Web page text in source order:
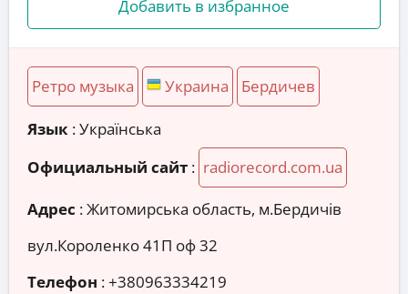
Добавить в избранное
Ретро музыка Украина Бердичев
Язык : Українська
Официальный сайт : radiorecord.com.ua
Адрес :Житомирська область, м.Бердичів
вул.Короленко 41П оф 32
Телефон :+380963334219